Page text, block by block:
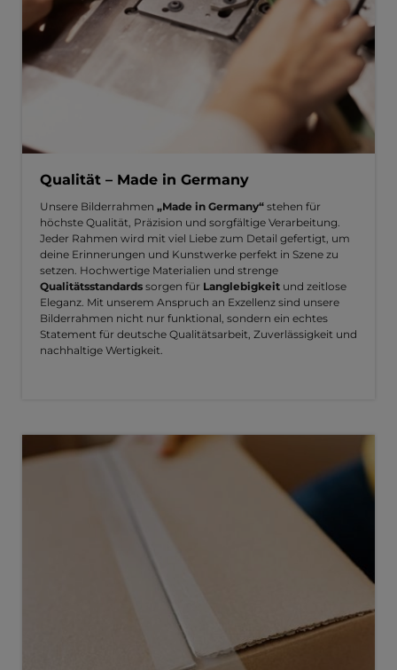
Qualität – Made in Germany
Unsere Bilderrahmen „Made in Germany“ stehen für
höchste Qualität, Präzision und sorgfältige Verarbeitung.
Jeder Rahmen wird mit viel Liebe zum Detail gefertigt, um
deine Erinnerungen und Kunstwerke perfekt in Szene zu
setzen. Hochwertige Materialien und strenge
Qualitätsstandards sorgen für Langlebigkeit und zeitlose
Eleganz. Mit unserem Anspruch an Exzellenz sind unsere
Bilderrahmen nicht nur funktional, sondern ein echtes
Statement für deutsche Qualitätsarbeit, Zuverlässigkeit und
nachhaltige Wertigkeit.